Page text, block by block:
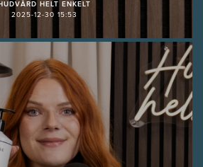
HELT ENKELT
2025-12-30 15:53